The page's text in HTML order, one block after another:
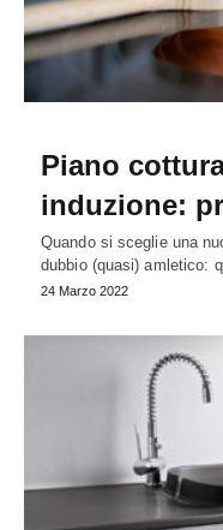
Piano
induzione:
Quando si sceglie una
dubbio (quasi) amletico:
24 Marzo 2022